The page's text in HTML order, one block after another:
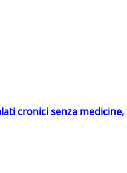
cronici senza